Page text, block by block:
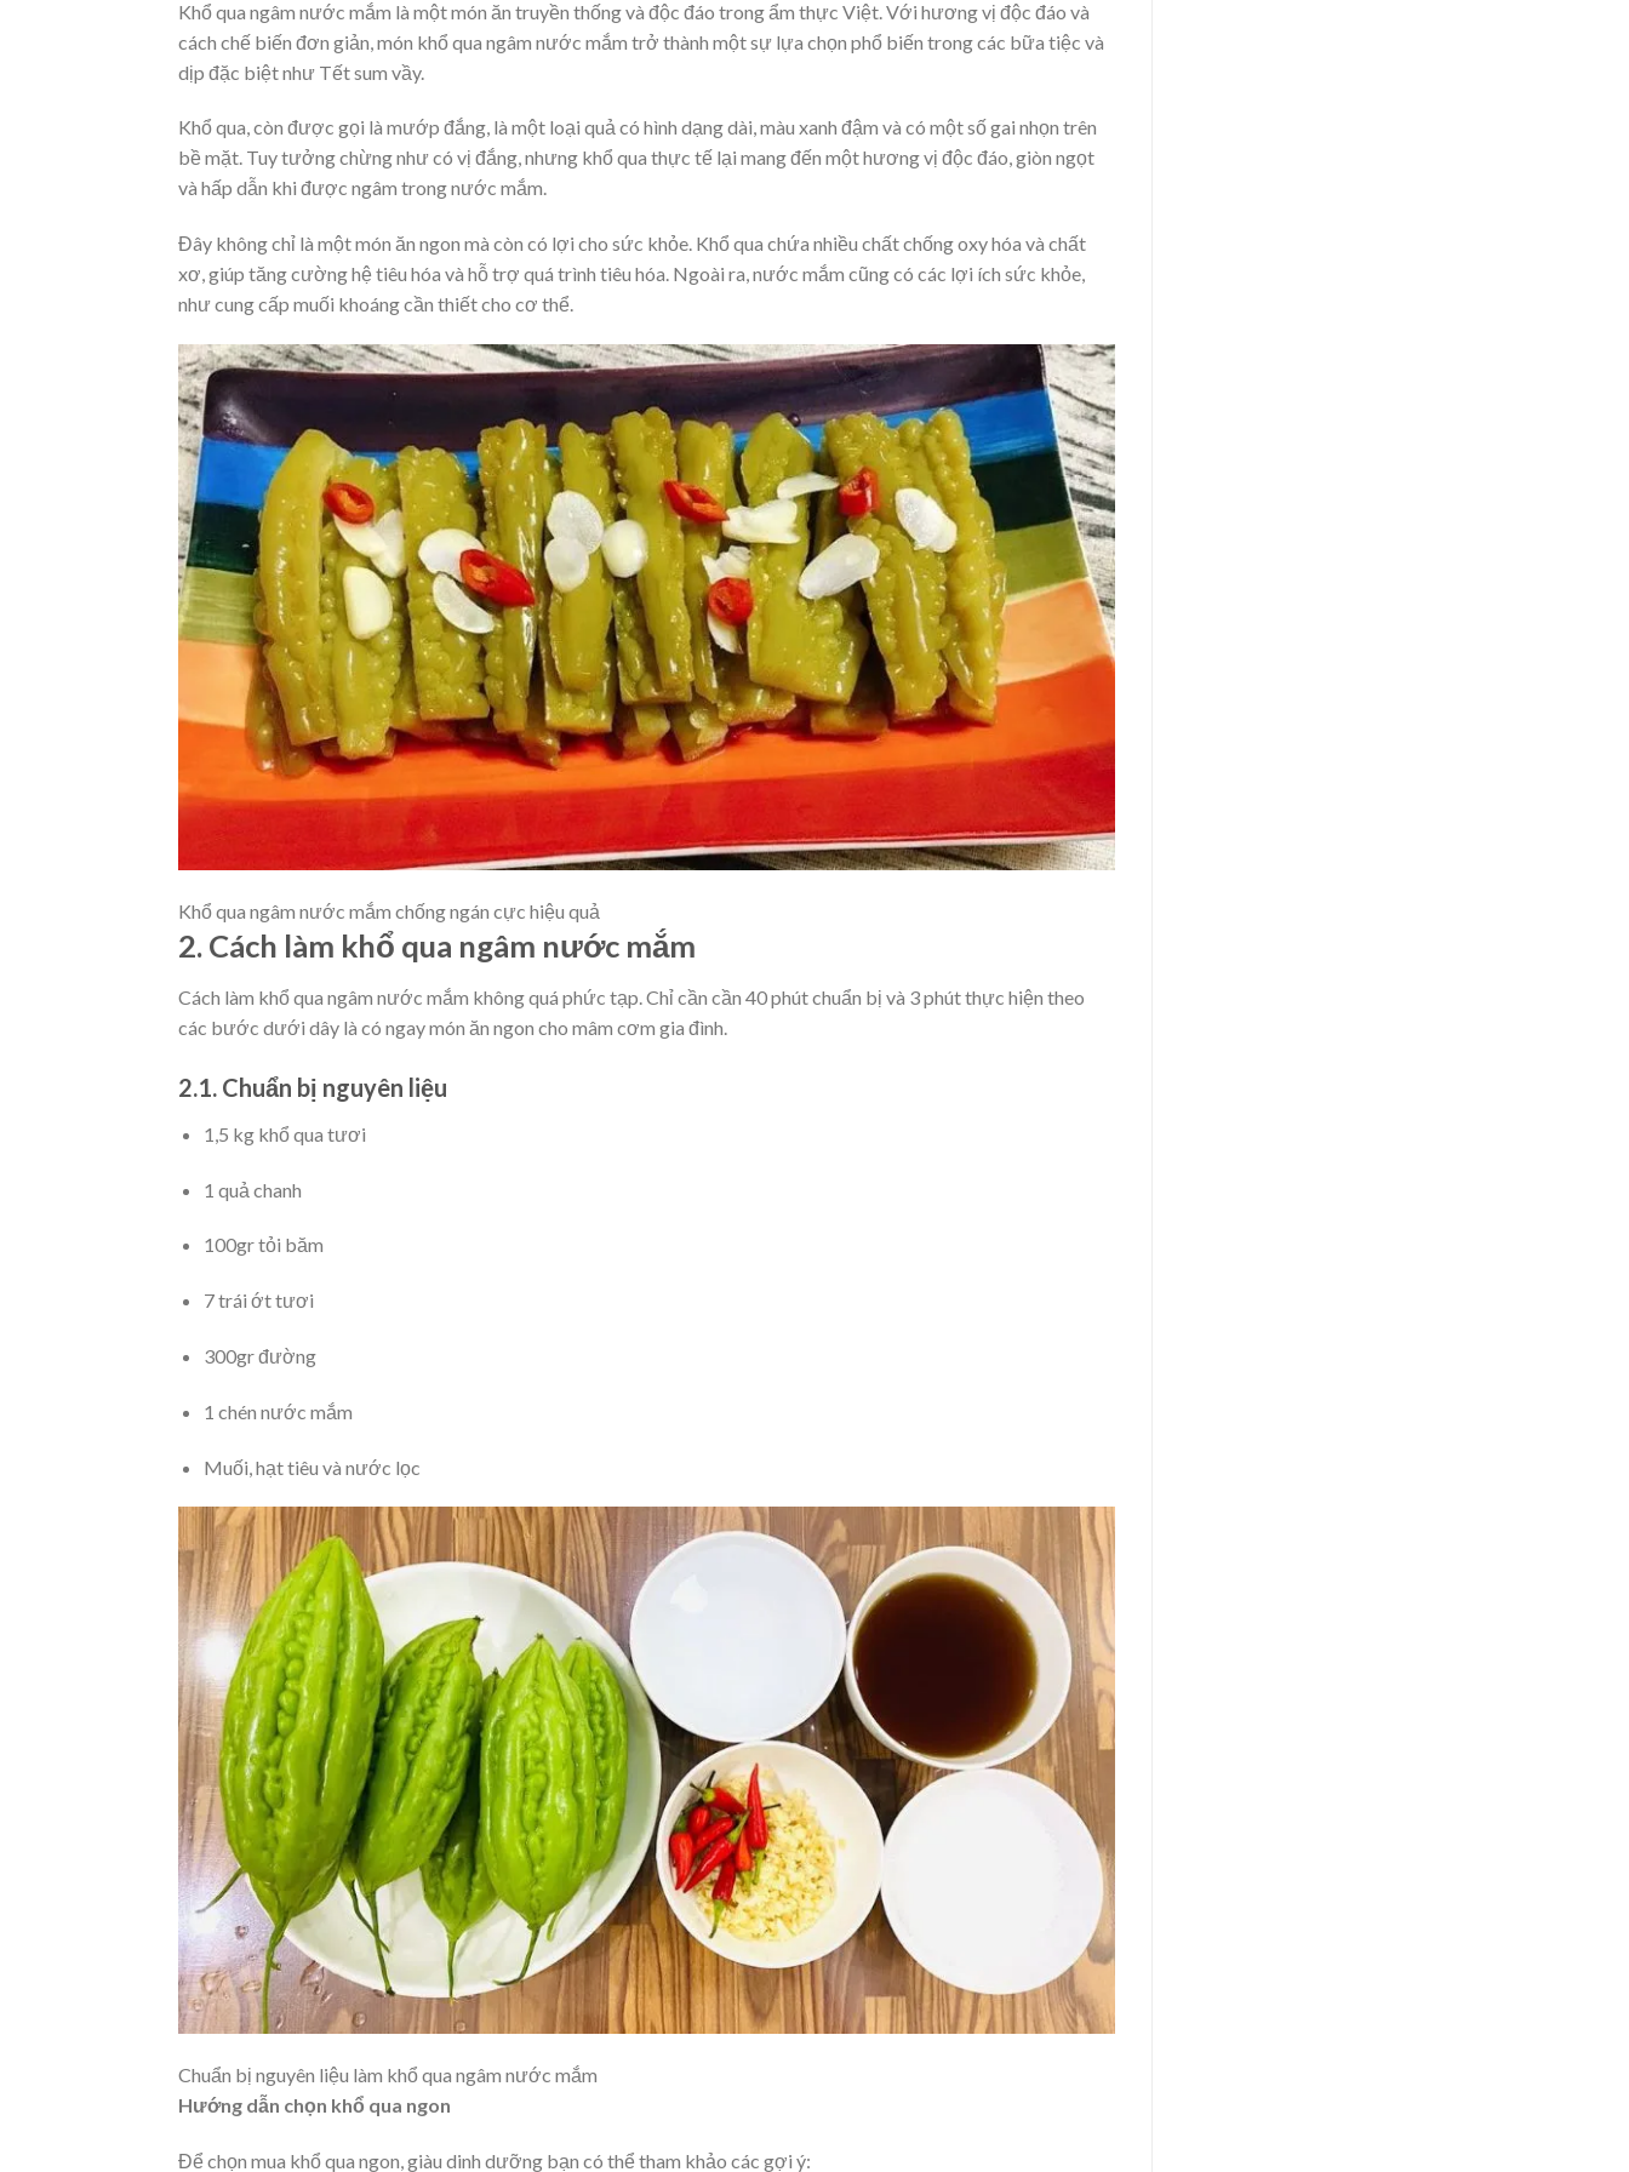
Khổ qua ngâm nước mắm là một món ăn truyền thống và độc đáo trong ẩm thực Việt. Với hương vị độc đáo và
cách chế biến đơn giản, món khổ qua ngâm nước mắm trở thành một sự lựa chọn phổ biến trong các bữa tiệc và
dịp đặc biệt như Tết sum vầy.
Khổ qua, còn được gọi là mướp đắng, là một loại quả có hình dạng dài, màu xanh đậm và có một số gai nhọn trên
bề mặt. Tuy tưởng chừng như có vị đắng, nhưng khổ qua thực tế lại mang đến một hương vị độc đáo, giòn ngọt
và hấp dẫn khi được ngâm trong nước mắm.
Đây không chỉ là một món ăn ngon mà còn có lợi cho sức khỏe. Khổ qua chứa nhiều chất chống oxy hóa và chất
xơ, giúp tăng cường hệ tiêu hóa và hỗ trợ quá trình tiêu hóa. Ngoài ra, nước mắm cũng có các lợi ích sức khỏe,
như cung cấp muối khoáng cần thiết cho cơ thể.
Khổ qua ngâm nước mắm chống ngán cực hiệu quả
2. Cách làm khổ qua ngâm nước mắm
Cách làm khổ qua ngâm nước mắm không quá phức tạp. Chỉ cần cần 40 phút chuẩn bị và 3 phút thực hiện theo
các bước dưới dây là có ngay món ăn ngon cho mâm cơm gia đình.
2.1. Chuẩn bị nguyên liệu
1,5 kg khổ qua tươi
1 quả chanh
100gr tỏi băm
7 trái ớt tươi
300gr đường
1 chén nước mắm
Muối, hạt tiêu và nước lọc
Chuẩn bị nguyên liệu làm khổ qua ngâm nước mắm
Hướng dẫn chọn khổ qua ngon
Để chọn mua khổ qua ngon, giàu dinh dưỡng bạn có thể tham khảo các gợi ý: